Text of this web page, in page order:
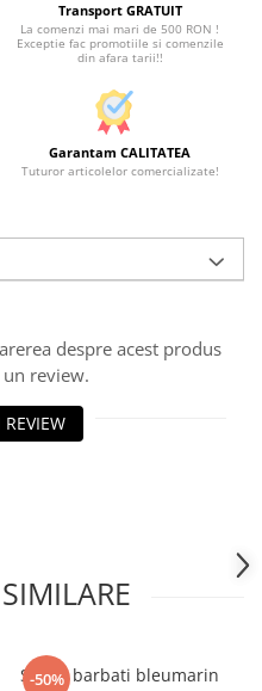
Transport GRATUIT
La comenzi mai mari de 500 RON !
Exceptie fac promotiile si comenzile
din afara tarii!!
Garantam CALITATEA
Tuturor articolelor comercializate!
despre acest produs
review.
-50%
Sacou barbati bleumarin